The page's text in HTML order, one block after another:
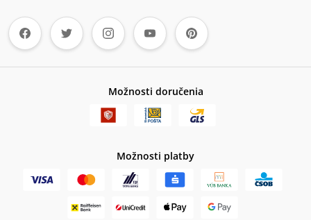
Možnosti doručenia
Možnosti platby